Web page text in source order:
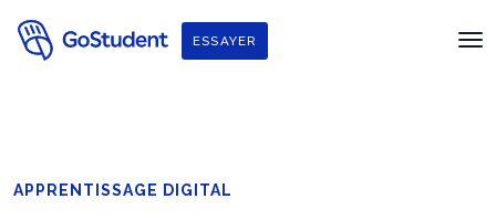
ESSAYER
APPRENTISSAGE DIGITAL